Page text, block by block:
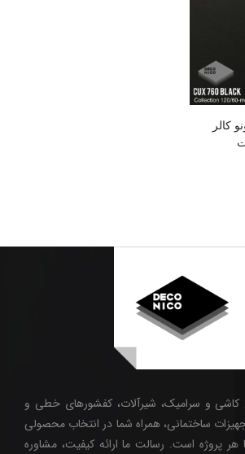
کالر
کاشی و سرامیک، شیرآلات، کفشورهای خطی و
ساختمانی، همراه شما در انتخاب محصولی
هر پروژه است. رسالت ما ارائه کیفیت، مشاوره